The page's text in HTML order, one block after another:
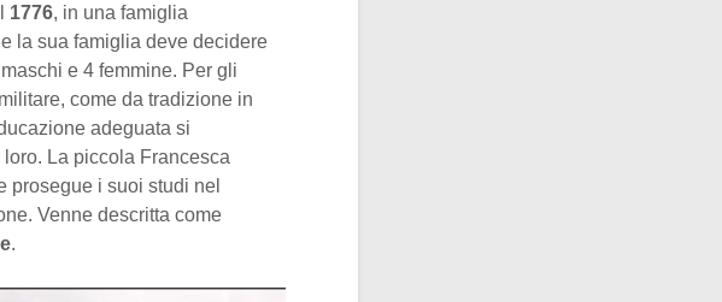
1776, in una famiglia
la sua famiglia deve decidere
e 4 femmine. Per gli
come da tradizione in
adeguata si
La piccola Francesca
prosegue i suoi studi nel
Venne descritta come
.